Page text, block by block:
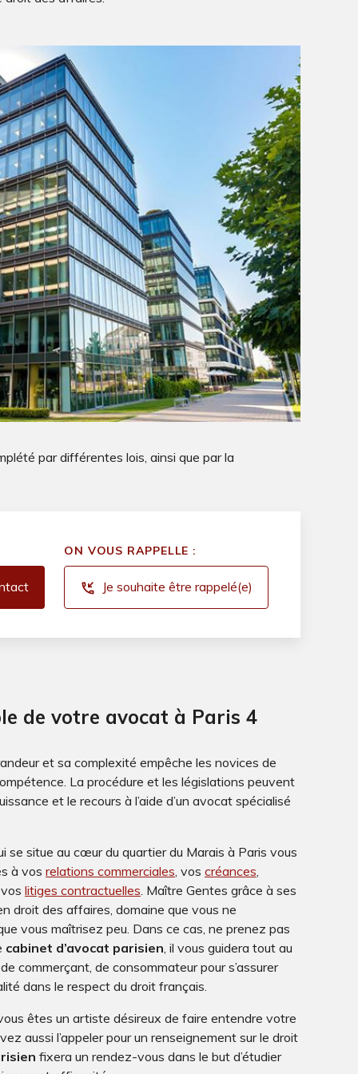
par différentes lois, ainsi que par la
ON VOUS RAPPELLE :
phone_callback Je souhaite être rappelé(e)
de votre avocat à Paris 4
et sa complexité empêche les novices de
La procédure et les législations peuvent
et le recours à l’aide d’un avocat spécialisé
se situe au cœur du quartier du Marais à Paris vous
à vos relations commerciales , vos créances
litiges contractuelles . Maître Gentes grâce à ses
droit des affaires, domaine que vous ne
vous maîtrisez peu. Dans ce cas, ne prenez pas
cabinet d’avocat parisien , il vous guidera tout au
commerçant, de consommateur pour s’assurer
dans le respect du droit français.
êtes un artiste désireux de faire entendre votre
aussi l’appeler pour un renseignement sur le droit
fixera un rendez-vous dans le but d’étudier